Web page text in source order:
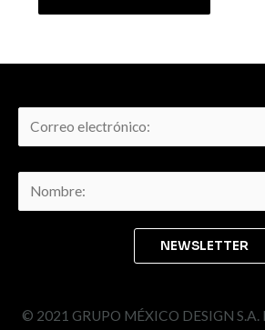
© 2021 GRUPO MÉXICO DESIGN S.A.